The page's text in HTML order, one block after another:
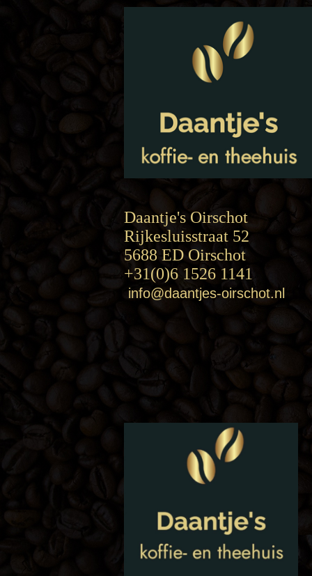
Daantje's Oirschot
Rijkesluisstraat 52
5688 ED Oirschot
+31(0)6 1526 1141
info@daantjes-oirschot.nl